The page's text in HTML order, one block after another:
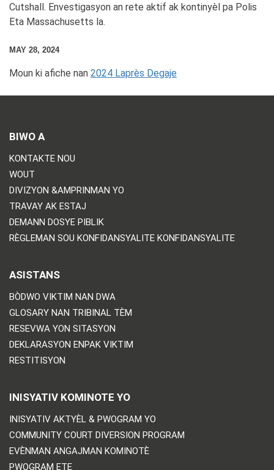
Cutshall. Envestigasyon an rete aktif ak kontinyèl pa Polis
Eta Massachusetts la.
MAY 28, 2024
Moun ki afiche nan 2024 Laprès Degaje
BIWO A
KONTAKTE NOU
WOUT
DIVIZYON &AMPRINMAN YO
TRAVAY AK ESTAJ
DEMANN DOSYE PIBLIK
RÈGLEMAN SOU KONFIDANSYALITE KONFIDANSYALITE
ASISTANS
BÒDWO VIKTIM NAN DWA
GLOSARY NAN TRIBINAL TÈM
RESEVWA YON SITASYON
DEKLARASYON ENPAK VIKTIM
RESTITISYON
INISYATIV KOMINOTE YO
INISYATIV AKTYÈL & PWOGRAM YO
COMMUNITY COURT DIVERSION PROGRAM
EVÈNMAN ANGAJMAN KOMINOTÈ
PWOGRAM ETE